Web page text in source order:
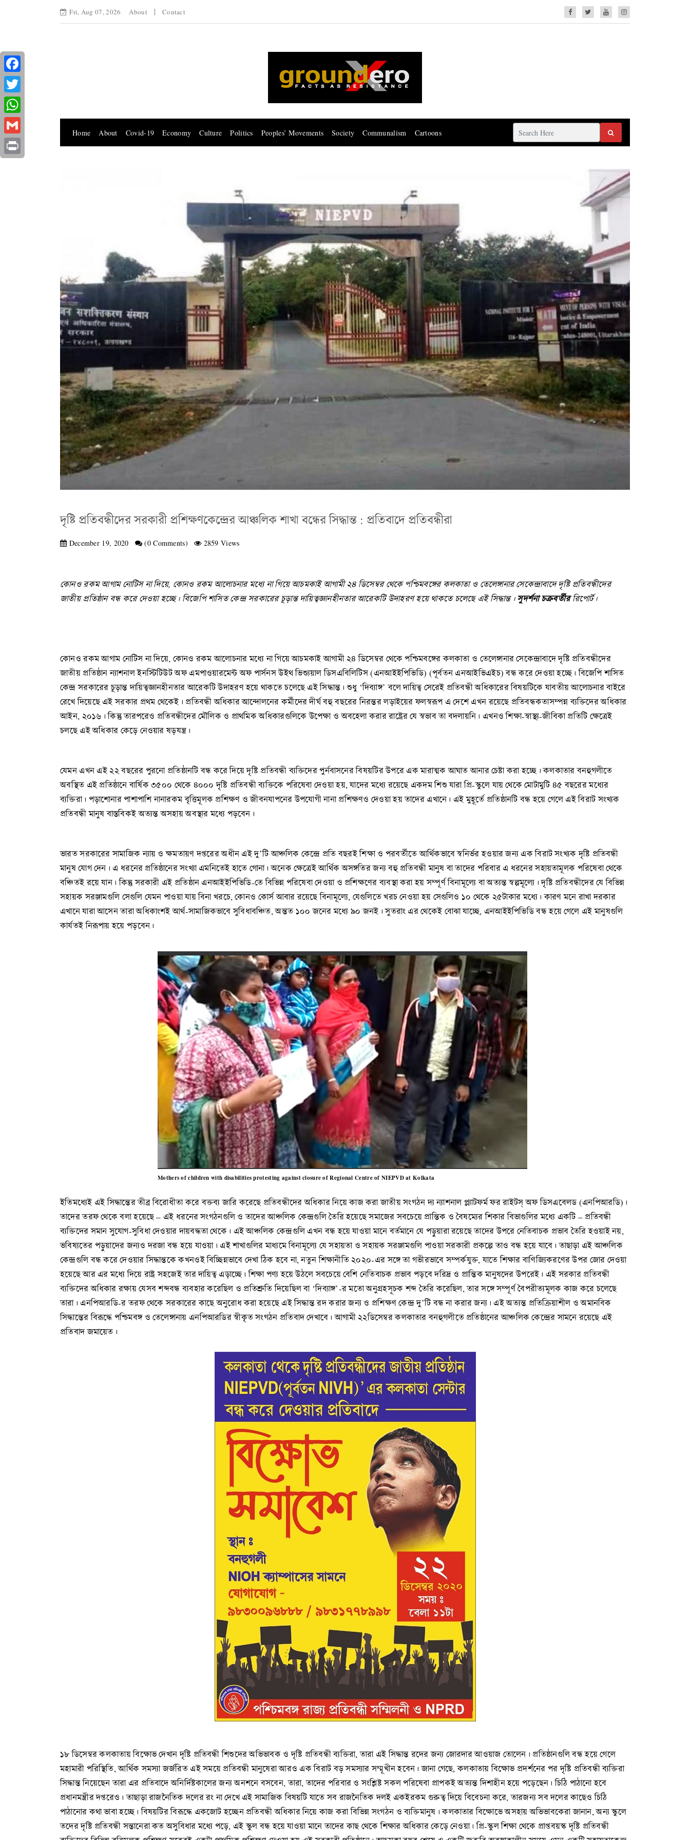
Fri, Aug 07, 2026 About Contact
Home About Covid-19 Economy Culture Politics Peoples’ Movements Society Communalism Cartoons
দৃষ্টি প্রতিবন্ধীদের সরকারী প্রশিক্ষণকেন্দ্রের আঞ্চলিক শাখা বন্ধের সিদ্ধান্ত : প্রতিবাদে প্রতিবন্ধীরা
December 19, 2020 (0 Comments) 2859 Views
কোনও রকম আগাম নোটিস না দিয়ে, কোনও রকম আলোচনার মধ্যে না গিয়ে আচমকাই আগামী ২৪ ডিসেম্বর থেকে পশ্চিমবঙ্গের কলকাতা ও তেলেঙ্গানার সেকেন্দ্রাবাদে দৃষ্টি প্রতিবন্ধীদের
জাতীয় প্রতিষ্ঠান বন্ধ করে দেওয়া হচ্ছে। বিজেপি শাসিত কেন্দ্র সরকারের চূড়ান্ত দায়িত্বজ্ঞানহীনতার আরেকটি উদাহরণ হয়ে থাকতে চলেছে এই সিদ্ধান্ত।সুদর্শনা চক্রবর্তীররিপোর্ট।
কোনও রকম আগাম নোটিস না দিয়ে, কোনও রকম আলোচনার মধ্যে না গিয়ে আচমকাই আগামী ২৪ ডিসেম্বর থেকে পশ্চিমবঙ্গের কলকাতা ও তেলেঙ্গানার সেকেন্দ্রাবাদে দৃষ্টি প্রতিবন্ধীদের
জাতীয় প্রতিষ্ঠান ন্যাশনাল ইনস্টিটিউট অফ এমপাওয়ারমেন্ট অফ পার্সনস উইথ ভিশ্যুয়াল ডিসএবিলিটিস (এনআইইপিভিডি) (পূর্বতন এনআইভিএইচ) বন্ধ করে দেওয়া হচ্ছে। বিজেপি শাসিত
কেন্দ্র সরকারের চূড়ান্ত দায়িত্বজ্ঞানহীনতার আরেকটি উদাহরণ হয়ে থাকতে চলেছে এই সিদ্ধান্ত। শুধু ‘দিব্যাঙ্গ’ বলে দায়িত্ব সেরেই প্রতিবন্ধী অধিকারের বিষয়টিকে যাবতীয় আলোচনার বাইরে
রেখে দিয়েছে এই সরকার প্রথম থেকেই। প্রতিবন্ধী অধিকার আন্দোলনের কর্মীদের দীর্ঘ বহু বছরের নিরন্তর লড়াইয়ের ফলস্বরূপ এ দেশে এখন রয়েছে প্রতিবন্ধকতাসম্পন্ন ব্যক্তিদের অধিকার
আইন, ২০১৬। কিন্তু তারপরেও প্রতিবন্ধীদের মৌলিক ও প্রাথমিক অধিকারগুলিকে উপেক্ষা ও অবহেলা করার রাষ্ট্রের যে স্বভাব তা বদলায়নি। এখনও শিক্ষা-স্বাস্থ্য-জীবিকা প্রতিটি ক্ষেত্রেই
চলছে এই অধিকার কেড়ে নেওয়ার ষড়যন্ত্র।
যেমন এখন এই ২২ বছরের পুরনো প্রতিষ্ঠানটি বন্ধ করে দিয়ে দৃষ্টি প্রতিবন্ধী ব্যক্তিদের পুর্নবাসনের বিষয়টির উপরে এক মারাত্মক আঘাত আনার চেষ্টা করা হচ্ছে। কলকাতার বনহুগলীতে
অবস্থিত এই প্রতিষ্ঠানে বার্ষিক ৩৫০০ থেকে ৪০০০ দৃষ্টি প্রতিবন্ধী ব্যক্তিকে পরিষেবা দেওয়া হয়, যাদের মধ্যে রয়েছে একদম শিশু যারা প্রি-স্কুলে যায় থেকে মোটামুটি ৪৫ বছরের মধ্যের
ব্যক্তিরা। পড়াশোনার পাশাপাশি নানারকম বৃত্তিমূলক প্রশিক্ষণ ও জীবনযাপনের উপযোগী নানা প্রশিক্ষণও দেওয়া হয় তাদের এখানে। এই মুহূর্তে প্রতিষ্ঠানটি বন্ধ হয়ে গেলে এই বিরাট সংখ্যক
প্রতিবন্ধী মানুষ বাস্তবিকই অত্যন্ত অসহায় অবস্থার মধ্যে পড়বেন।
ভারত সরকারের সামাজিক ন্যায় ও ক্ষমতায়ণ দপ্তরের অধীন এই দু’টি আঞ্চলিক কেন্দ্রে প্রতি বছরই শিক্ষা ও পরবর্তীতে আর্থিকভাবে স্বনির্ভর হওয়ার জন্য এক বিরাট সংখ্যক দৃষ্টি প্রতিবন্ধী
মানুষ যোগ দেন। এ ধরনের প্রতিষ্ঠানের সংখ্যা এমনিতেই হাতে গোনা। অনেক ক্ষেত্রেই আর্থিক অসঙ্গতির জন্য বহু প্রতিবন্ধী মানুষ বা তাদের পরিবার এ ধরনের সহায়তামূলক পরিষেবা থেকে
বঞ্চিতই রয়ে যান। কিন্তু সরকারী এই প্রতিষ্ঠান এনআইইপিভিডি-তে বিভিন্ন পরিষেবা দেওয়া ও প্রশিক্ষণের ব্যবস্থা করা হয় সম্পূর্ণ বিনামূল্যে বা অত্যন্ত স্বল্পমূল্যে। দৃষ্টি প্রতিবন্ধীদের যে বিভিন্ন
সহায়ক সরঞ্জামগুলি সেগুলি যেমন পাওয়া যায় বিনা খরচে, কোনও কোর্স আবার রয়েছে বিনামূল্যে, যেগুলিতে খরচ নেওয়া হয় সেগুলিও ১০ থেকে ২৫টাকার মধ্যে। কারণ মনে রাখা দরকার
এখানে যারা আসেন তারা অধিকাংশই আর্থ-সামাজিকভাবে সুবিধাবঞ্চিত, অন্তত ১০০ জনের মধ্যে ৯০ জনই। সুতরাং এর থেকেই বোঝা যাচ্ছে, এনআইইপিভিডি বন্ধ হয়ে গেলে এই মানুষগুলি
কার্যতই নিরূপায় হয়ে পড়বেন।
Mothers of children with disabilities protesting against closure of Regional Centre of NIEPVD at Kolkata
ইতিমধ্যেই এই সিদ্ধান্তের তীব্র বিরোধীতা করে বক্তব্য জারি করেছে প্রতিবন্ধীদের অধিকার নিয়ে কাজ করা জাতীয় সংগঠন দ্য ন্যাশনাল প্ল্যাটফর্ম ফর রাইটস্‌ অফ ডিসএবেলড (এনপিআরডি)।
তাদের তরফ থেকে বলা হয়েছে – এই ধরনের সংগঠনগুলি ও তাদের আঞ্চলিক কেন্দ্রগুলি তৈরি হয়েছে সমাজের সবচেয়ে প্রান্তিক ও বৈষম্যের শিকার বিভাগুলির মধ্যে একটি – প্রতিবন্ধী
ব্যক্তিদের সমান সুযোগ-সুবিধা দেওয়ার দায়বদ্ধতা থেকে। এই আঞ্চলিক কেন্দ্রগুলি এখন বন্ধ হয়ে যাওয়া মানে বর্তমানে যে পড়ুয়ারা রয়েছে তাদের উপরে নেতিবাচক প্রভাব তৈরি হওয়াই নয়,
ভবিষ্যতের পড়ুয়াদের জন্যও দরজা বন্ধ হয়ে যাওয়া। এই শাখাগুলির মাধ্যমে বিনামূল্যে যে সহায়তা ও সহায়ক সরঞ্জামগুলি পাওয়া সরকারী প্রকল্পে তাও বন্ধ হয়ে যাবে। তাছাড়া এই আঞ্চলিক
কেন্দ্রগুলি বন্ধ করে দেওয়ার সিদ্ধান্তকে কখনওই বিচ্ছিন্নভাবে দেখা ঠিক হবে না, নতুন শিক্ষানীতি ২০২০-এর সঙ্গে তা গভীরভাবে সম্পর্কযুক্ত, যাতে শিক্ষার বাণিজ্যিকরণের উপর জোর দেওয়া
হয়েছে আর এর মধ্যে দিয়ে রাষ্ট্র সহজেই তার দায়িত্ব এড়াচ্ছে। শিক্ষা পণ্য হয়ে উঠলে সবচেয়ে বেশি নেতিবাচক প্রভাব পড়বে দরিদ্র ও প্রান্তিক মানুষদের উপরেই। এই সরকার প্রতিবন্ধী
ব্যক্তিদের অধিকার রক্ষায় যেসব শব্দবন্ধ ব্যবহার করেছিল ও প্রতিশ্রুতি দিয়েছিল বা ‘দিব্যাঙ্গ’-র মতো অনুগ্রহসূচক শব্দ তৈরি করেছিল, তার সঙ্গে সম্পূর্ণ বৈপরীত্যমূলক কাজ করে চলেছে
তারা। এনপিআরডি-র তরফ থেকে সরকারের কাছে অনুরোধ করা হয়েছে এই সিদ্ধান্ত রদ করার জন্য ও প্রশিক্ষণ কেন্দ্র দু’টি বন্ধ না করার জন্য। এই অত্যন্ত প্রতিক্রিয়াশীল ও অমানবিক
সিদ্ধান্তের বিরূদ্ধে পশ্চিমবঙ্গ ও তেলেঙ্গানায় এনপিআরডির স্বীকৃত সংগঠন প্রতিবাদ দেখাবে। আগামী ২২ডিসেম্বর কলকাতার বনহুগলীতে প্রতিষ্ঠানের আঞ্চলিক কেন্দ্রের সামনে রয়েছে এই
প্রতিবাদ জমায়েত।
১৮ ডিসেম্বর কলকাতায় বিক্ষোভ দেখান দৃষ্টি প্রতিবন্ধী শিশুদের অভিভাবক ও দৃষ্টি প্রতিবন্ধী ব্যক্তিরা, তারা এই সিদ্ধান্ত রদের জন্য জোরদার আওয়াজ তোলেন। প্রতিষ্ঠানগুলি বন্ধ হয়ে গেলে
মহামারী পরিস্থিতি, আর্থিক সমস্যা জর্জরিত এই সময়ে প্রতিবন্ধী মানুষেরা আরও এক বিরাট বড় সমস্যার সম্মূখীন হবেন। জানা গেছে, কলকাতায় বিক্ষোভ প্রদর্শনের পর দৃষ্টি প্রতিবন্ধী ব্যক্তিরা
সিদ্ধান্ত নিয়েছেন তারা এর প্রতিবাদে অনির্দিষ্টকালের জন্য অনশনে বসবেন, তারা, তাদের পরিবার ও সংশ্লিষ্ট সকল পরিষেবা প্রাপকই অত্যন্ত দিশাহীন হয়ে পড়েছেন। চিঠি পাঠানো হবে
প্রধানমন্ত্রীর দপ্তরেও। তাছাড়া রাজনৈতিক দলের রং না দেখে এই সামাজিক বিষয়টি যাতে সব রাজনৈতিক দলই একইরকম গুরুত্ব দিয়ে বিবেচনা করে, তারজন্য সব দলের কাছেও চিঠি
পাঠানোর কথা ভাবা হচ্ছে। বিষয়টির বিরূদ্ধে একজোট হচ্ছেন প্রতিবন্ধী অধিকার নিয়ে কাজ করা বিভিন্ন সংগঠন ও ব্যক্তিমানুষ। কলকাতার বিক্ষোভে অসহায় অভিভাবকেরা জানান, অন্য স্কুলে
তদের দৃষ্টি প্রতিবন্ধী সন্তানেরা কত অসুবিধার মধ্যে পড়ে, এই স্কুল বন্ধ হয়ে যাওয়া মানে তাদের কাছ থেকে শিক্ষার অধিকার কেড়ে নেওয়া। প্রি-স্কুল শিক্ষা থেকে প্রাপ্তবয়স্ক দৃষ্টি প্রতিবন্ধী
Facebook
Twitter
WhatsApp
Gmail